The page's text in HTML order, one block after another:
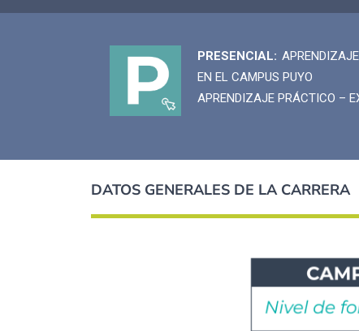
PRESENCIAL:
EN EL CAMPUS PUYO
APRENDIZAJE PRÁCTICO –
DATOS GENERALES DE LA CARRERA